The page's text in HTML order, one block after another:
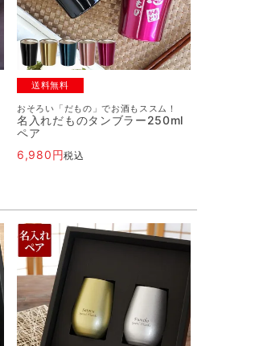
送料無料
おそろい「だもの」でお酒もススム！
名入れだものタンブラー250ml
ペア
6,980
税込